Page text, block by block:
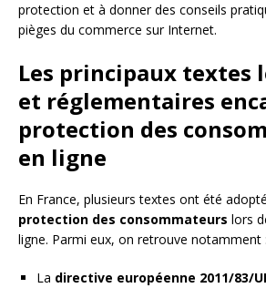
protection et à donner des conseils
pièges du commerce sur Internet.
Les principaux textes
et réglementaires
protection des
en ligne
En France, plusieurs textes ont été
protection des consommateurs lors
ligne. Parmi eux, on retrouve notamment :
La directive européenne 2011/83/